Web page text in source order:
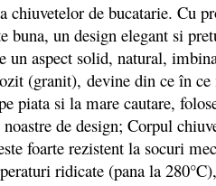
de bucatarie. Cu
un design elegant si
aspect solid, natural,
(granit), devine din ce în
piata si la mare cautare,
de design; Corpul
foarte rezistent la socuri
ridicate (pana la